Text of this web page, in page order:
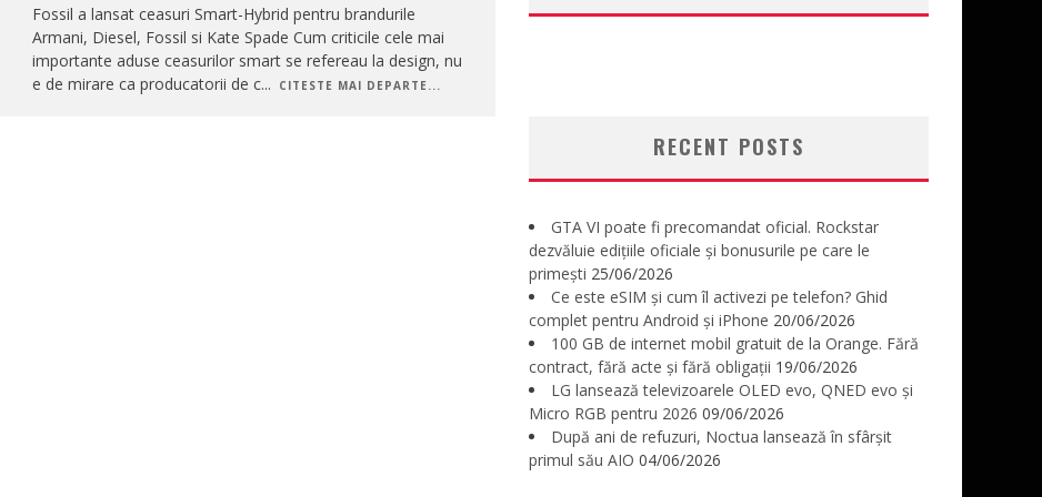
Fossil a lansat ceasuri Smart-Hybrid pentru brandurile
Armani, Diesel, Fossil si Kate Spade Cum criticile cele mai
importante aduse ceasurilor smart se refereau la design, nu
e de mirare ca producatorii de c... CITESTE MAI DEPARTE...
RECENT POSTS
GTA VI poate fi precomandat oficial. Rockstar
dezvăluie edițiile oficiale și bonusurile pe care le
primești 25/06/2026
Ce este eSIM și cum îl activezi pe telefon? Ghid
complet pentru Android și iPhone 20/06/2026
100 GB de internet mobil gratuit de la Orange. Fără
contract, fără acte și fără obligații 19/06/2026
LG lansează televizoarele OLED evo, QNED evo și
Micro RGB pentru 2026 09/06/2026
După ani de refuzuri, Noctua lansează în sfârșit
primul său AIO 04/06/2026